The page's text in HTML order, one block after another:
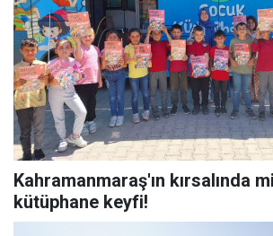
Kahramanmaraş'ın kırsalında
kütüphane keyfi!